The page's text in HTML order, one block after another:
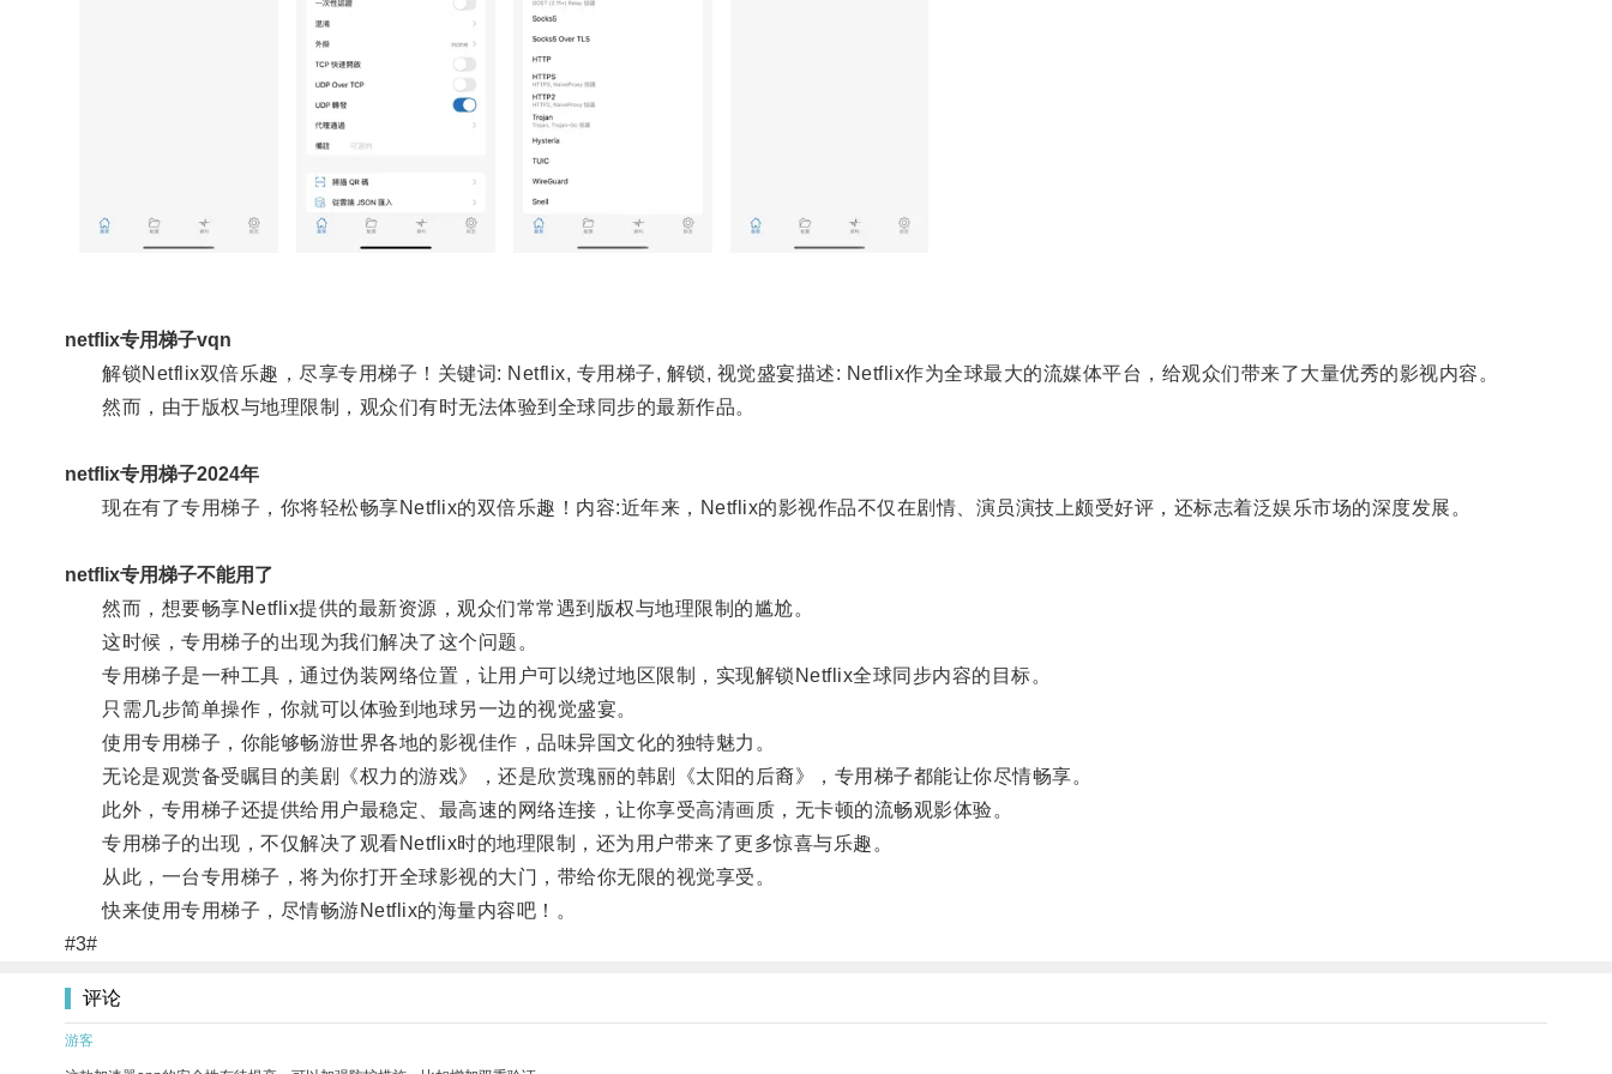
netflix专用梯子vqn
解锁Netflix双倍乐趣，尽享专用梯子！关键词: Netflix, 专用梯子, 解锁, 视觉盛宴描述: Netflix作为全球最大的流媒体平台，给观众们带来了大量优秀的影视内容。
然而，由于版权与地理限制，观众们有时无法体验到全球同步的最新作品。
netflix专用梯子2024年
现在有了专用梯子，你将轻松畅享Netflix的双倍乐趣！内容:近年来，Netflix的影视作品不仅在剧情、演员演技上颇受好评，还标志着泛娱乐市场的深度发展。
netflix专用梯子不能用了
然而，想要畅享Netflix提供的最新资源，观众们常常遇到版权与地理限制的尴尬。
这时候，专用梯子的出现为我们解决了这个问题。
专用梯子是一种工具，通过伪装网络位置，让用户可以绕过地区限制，实现解锁Netflix全球同步内容的目标。
只需几步简单操作，你就可以体验到地球另一边的视觉盛宴。
使用专用梯子，你能够畅游世界各地的影视佳作，品味异国文化的独特魅力。
无论是观赏备受瞩目的美剧《权力的游戏》，还是欣赏瑰丽的韩剧《太阳的后裔》，专用梯子都能让你尽情畅享。
此外，专用梯子还提供给用户最稳定、最高速的网络连接，让你享受高清画质，无卡顿的流畅观影体验。
专用梯子的出现，不仅解决了观看Netflix时的地理限制，还为用户带来了更多惊喜与乐趣。
从此，一台专用梯子，将为你打开全球影视的大门，带给你无限的视觉享受。
快来使用专用梯子，尽情畅游Netflix的海量内容吧！。
#3#
评论
游客